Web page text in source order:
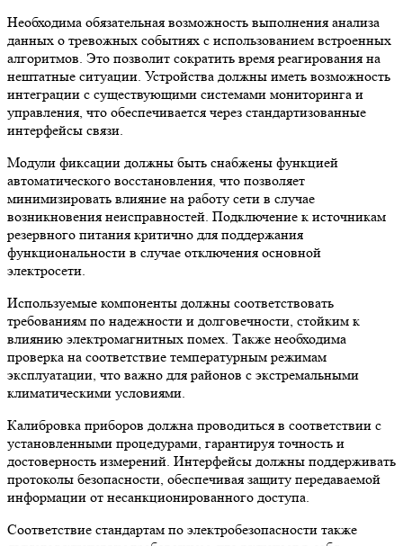
Необходима обязательная возможность выполнения анализа
данных о тревожных событиях с использованием встроенных
алгоритмов. Это позволит сократить время реагирования на
нештатные ситуации. Устройства должны иметь возможность
интеграции с существующими системами мониторинга и
управления, что обеспечивается через стандартизованные
интерфейсы связи.
Модули фиксации должны быть снабжены функцией
автоматического восстановления, что позволяет
минимизировать влияние на работу сети в случае
возникновения неисправностей. Подключение к источникам
резервного питания критично для поддержания
функциональности в случае отключения основной
электросети.
Используемые компоненты должны соответствовать
требованиям по надежности и долговечности, стойким к
влиянию электромагнитных помех. Также необходима
проверка на соответствие температурным режимам
эксплуатации, что важно для районов с экстремальными
климатическими условиями.
Калибровка приборов должна проводиться в соответствии с
установленными процедурами, гарантируя точность и
достоверность измерений. Интерфейсы должны поддерживать
протоколы безопасности, обеспечивая защиту передаваемой
информации от несанкционированного доступа.
Соответствие стандартам по электробезопасности также